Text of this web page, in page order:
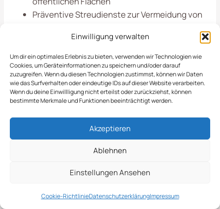
Einwilligung verwalten
Um dir ein optimales Erlebnis zu bieten, verwenden wir Technologien wie
Cookies, um Geräteinformationen zu speichern und/oder darauf
zuzugreifen. Wenn du diesen Technologien zustimmst, können wir Daten
wie das Surfverhalten oder eindeutige IDs auf dieser Website verarbeiten.
Wenn du deine Einwillligung nicht erteilst oder zurückziehst, können
bestimmte Merkmale und Funktionen beeinträchtigt werden.
Akzeptieren
Ablehnen
Einstellungen Ansehen
Cookie-RichtlinieDatenschutzerklärungImpressum
Präventive Streudienste zur Vermeidung von
In Ahaus sind wir Ihr zuverlässiger Partner, wenn
es um die professionelle Pflege und den
Schneeabtransport geht. Vertrauen Sie auf
unsere Expertise, damit Sie sich auf Ihr
Bedarfsgerechte
Dienstleistungen Für
Unternehmen